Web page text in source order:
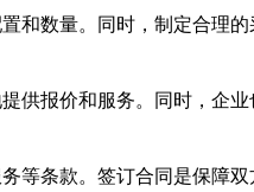
和数量。同时，制定合理
供报价和服务。同时，企
等条款。签订合同是保障